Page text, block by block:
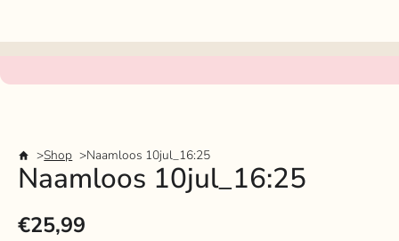
Shop Naamloos 10jul_16:25
Naamloos 10jul_16:25
€25,99